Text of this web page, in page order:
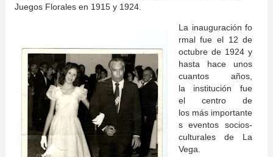
Juegos Florales en 1915 y 1924.
La inauguración fo
rmal fue el 12 de
octubre de 1924 y
hasta hace unos
cuantos años,
la institución fue
el centro de
los más importante
s eventos socios-
culturales de La
Vega.